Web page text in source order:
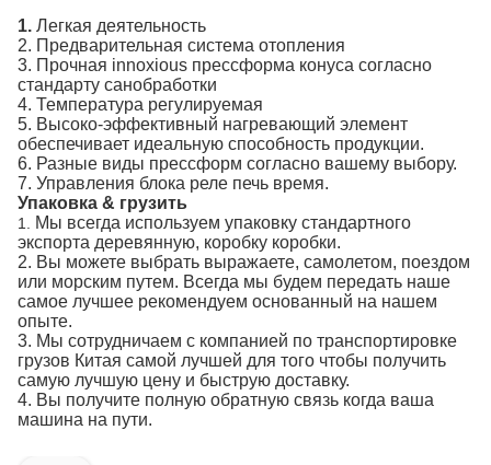
1. Легкая деятельность
2. Предварительная система отопления
3. Прочная innoxious прессформа конуса согласно
стандарту санобработки
4. Температура регулируемая
5. Высоко-эффективный нагревающий элемент
обеспечивает идеальную способность продукции.
6. Разные виды прессформ согласно вашему выбору.
7. Управления блока реле печь время.
Упаковка & грузить
1. Мы всегда используем упаковку стандартного
экспорта деревянную, коробку коробки.
2. Вы можете выбрать выражаете, самолетом, поездом
или морским путем. Всегда мы будем передать наше
самое лучшее рекомендуем основанный на нашем
опыте.
3. Мы сотрудничаем с компанией по транспортировке
грузов Китая самой лучшей для того чтобы получить
самую лучшую цену и быструю доставку.
4. Вы получите полную обратную связь когда ваша
машина на пути.